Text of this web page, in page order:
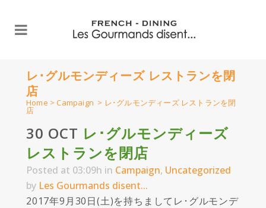
レ･グルモンディーズ レストランを閉
店
Home >Campaign > レ･グルモンディーズ レストランを閉
店
30 OCT レ･グルモンディーズ
レストランを閉店
Posted at 03:09h in Campaign, Uncategorized
by Les Gourmands disent...
2017年9月30日(土)を持ちましてレ･グルモンデ